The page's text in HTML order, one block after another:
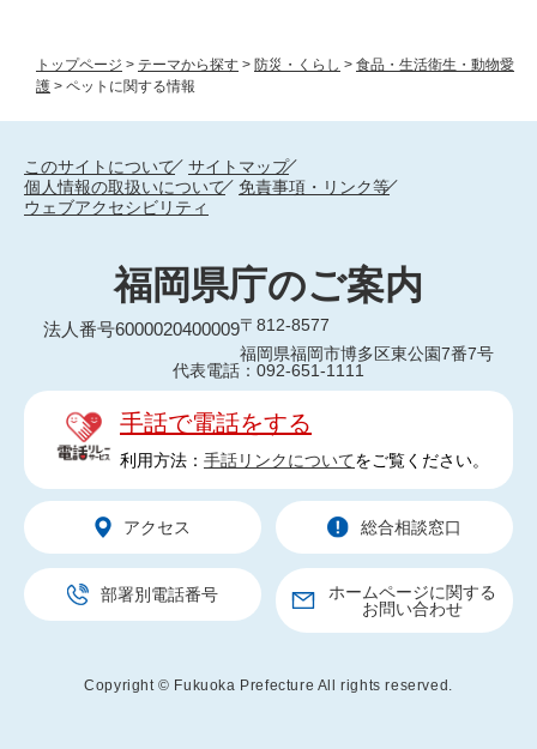
トップページ > テーマから探す > 防災・くらし > 食品・生活衛生・動物愛
護 > ペットに関する情報
このサイトについて
サイトマップ
個人情報の取扱いについて
免責事項・リンク等
ウェブアクセシビリティ
福岡県庁のご案内
法人番号6000020400009〒812-8577
福岡県福岡市博多区東公園7番7号
代表電話：092-651-1111
手話で電話をする
利用方法： 手話リンクについてをご覧ください。
アクセス 総合相談窓口
部署別電話番号
ホームページに関する
お問い合わせ
Copyright © Fukuoka Prefecture All rights reserved.